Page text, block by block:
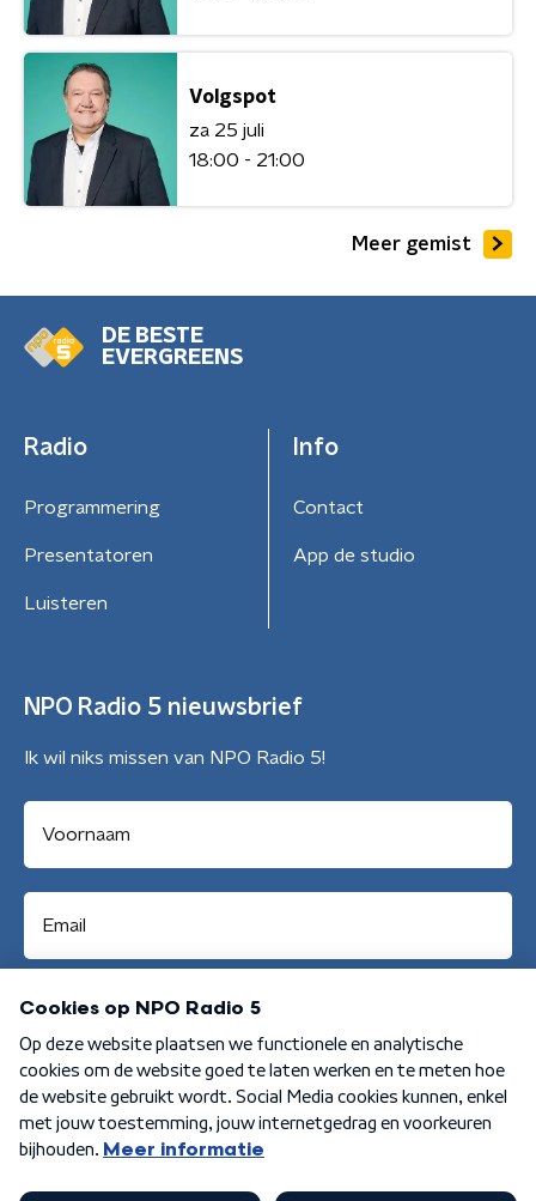
Volgspot
za 25 juli
18:00 - 21:00
Meer gemist
DE BESTE
EVERGREENS
Radio
Programmering
Presentatoren
Luisteren
Info
Contact
App de studio
NPO Radio 5 nieuwsbrief
Ik wil niks missen van NPO Radio 5!
Aanmelden
Algemene voorwaarden